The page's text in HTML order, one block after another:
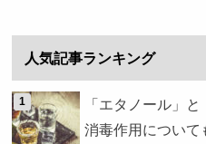
人気記事ランキング
「エタノール」
消毒作用について